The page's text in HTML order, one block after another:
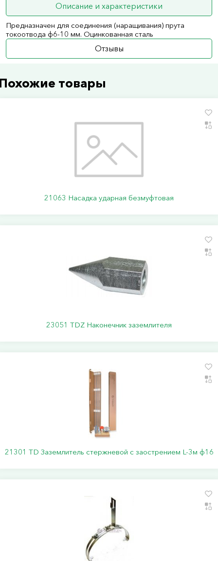
Описание и характеристики
Предназначен для соединения (наращивания) прута
токоотвода ф6-10 мм. Оцинкованная сталь
Отзывы
товары
21063 Насадка ударная безмуфтовая
23051 TDZ Наконечник заземлителя
21301 TD Заземлитель стержневой c заострением L-3м ф16